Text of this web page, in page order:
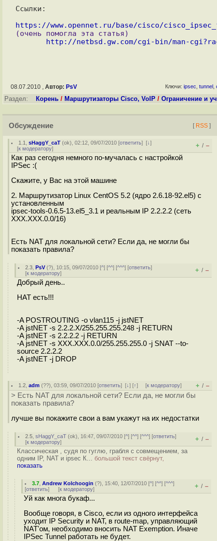
https://www.opennet.ru/base/cisco/
(очень помогла эта статья)
http://netbsd.gw.com/cgi-bin/man-
08.07.2010 , Автор: PsV Ключи: ipsec tunnel
Раздел: Корень / Маршрутизаторы Cisco, VoIP / Ограничение и
Обсуждение [ RSS ]
1.1 ,sHaggY_caT (ok), 02:12, 09/07/2010 [ответить][↓]
[к модератору] + / –
Как раз сегодня немного по-мучалась с настройкой
IPSec :(
Скажите, у Вас на этой машине
2. Маршрутизатор Linux CentOS 5.2 (ядро 2.6.18-92.el5) с
установленным
ipsec-tools-0.6.5-13.el5_3.1 и реальным IP 2.2.2.2 (сеть
XXX.XXX.0.0/16)
Есть NAT для локальной сети? Если да, не могли бы
показать правила?
2.3 ,PsV (?), 10:15, 09/07/2010 [^] [^^] [^^^] [ответить]
[к модератору] + / –
Добрый день..
НАТ есть!!!
-A POSTROUTING -o vlan115 -j jstNET
-A jstNET -s 2.2.2.X/255.255.255.248 -j RETURN
-A jstNET -s 2.2.2.2 -j RETURN
-A jstNET -s XXX.XXX.0.0/255.255.255.0 -j SNAT --to-
source 2.2.2.2
-A jstNET -j DROP
1.2 ,adm (??), 03:59, 09/07/2010 [ответить][↓] [↑] [к модератору] + / –
> Есть NAT для локальной сети? Если да, не могли бы
показать правила?
лучше вы покажите свои а вам укажут на их недостатки
2.5 ,sHaggY_caT (ok), 16:47, 09/07/2010 [^] [^^] [^^^] [ответить]
[к модератору] + / –
Классическая , судя по гуглю, грабля с совмещением, за
одним IP, NAT и ipsec К... большой текст свёрнут,
показать
3.7 ,Andrew Kolchoogin (?), 15:40, 12/07/2010 [^] [^^] [^^^]
[ответить] [к модератору] + / –
Уй как многа букаф...
Вообще говоря, в Cisco, если из одного интерфейса
уходит IP Security и NAT, в route-map, управляющий
NAT'ом, необходимо вносить NAT Exemption. Иначе
IPSec Tunnel работать не будет.